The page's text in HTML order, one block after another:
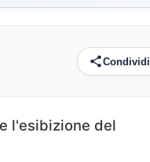
Condividi
l'esibizione del